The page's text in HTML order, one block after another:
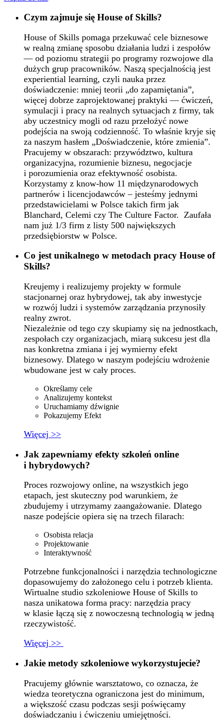
Czym zajmuje się House of Skills?
House of Skills pomaga przekuwać cele biznesowe
w realną zmianę sposobu działania ludzi i zespołów
— od poziomu strategii po programy rozwojowe dla
dużych grup pracowników. Naszą specjalnością jest
experiential learning, czyli nauka przez
doświadczenie: mniej teorii „do zapamiętania”,
więcej dobrze zaprojektowanej praktyki — ćwiczeń,
symulacji i pracy na realnych sytuacjach z firmy, tak
aby uczestnicy mogli od razu przełożyć nowe
podejścia na swoją codzienność. To właśnie kryje się
za naszym hasłem „Doświadczenie, które zmienia”.
Pracujemy w obszarach: przywództwo, kultura
organizacyjna, rozumienie biznesu, negocjacje
i porozumienia oraz efektywność osobista.
Korzystamy z know-how 11 międzynarodowych
partnerów i licencjodawców – jesteśmy jednymi
przedstawicielami w Polsce takich firm jak
Blanchard, Celemi czy The Culture Factor. Zaufała
nam już 1/3 firm z listy 500 największych
przedsiębiorstw w Polsce.
Co jest unikalnego w metodach pracy House of
Skills?
Kreujemy i realizujemy projekty w formule
stacjonarnej oraz hybrydowej, tak aby inwestycje
w rozwój ludzi i systemów zarządzania przynosiły
realny zwrot.
Niezależnie od tego czy skupiamy się na jednostkach,
zespołach czy organizacjach, miarą sukcesu jest dla
nas konkretna zmiana i jej wymierny efekt
biznesowy. Dlatego w naszym podejściu wdrożenie
wbudowane jest w cały proces.
Określamy cele
Analizujemy kontekst
Uruchamiamy dźwignie
Pokazujemy Efekt
Więcej >>
Jak zapewniamy efekty szkoleń online
i hybrydowych?
Proces rozwojowy online, na wszystkich jego
etapach, jest skuteczny pod warunkiem, że
zbudujemy i utrzymamy zaangażowanie. Dlatego
nasze podejście opiera się na trzech filarach:
Osobista relacja
Projektowanie
Interaktywność
Potrzebne funkcjonalności i narzędzia technologiczne
dopasowujemy do założonego celu i potrzeb klienta.
Wirtualne studio szkoleniowe House of Skills to
nasza unikatowa forma pracy: narzędzia pracy
w klasie łączą się z nowoczesną technologią w jedną
rzeczywistość.
Więcej >>
Jakie metody szkoleniowe wykorzystujecie?
Pracujemy głównie warsztatowo, co oznacza, że
wiedza teoretyczna ograniczona jest do minimum,
a większość czasu podczas sesji poświęcamy
doświadczaniu i ćwiczeniu umiejętności.